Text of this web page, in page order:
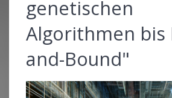
genetischen
Algorithmen bis
and-Bound"